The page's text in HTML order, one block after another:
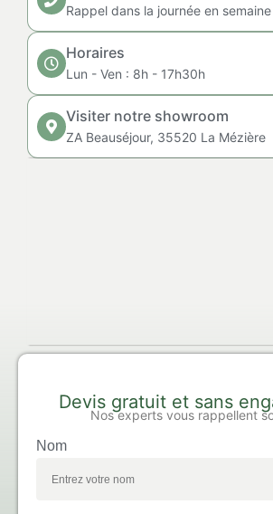
Rappel dans la journée en semaine
Horaires
Lun - Ven : 8h - 17h30h
Visiter notre showroom
ZA Beauséjour, 35520 La Mézière
Devis gratuit et sans
Nos experts vous rappellent
Nom